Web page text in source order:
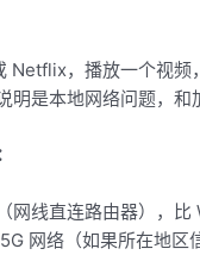
Netflix，播放一个视频
明是本地网络问题，和
网线直连路由器），比
网络（如果所在地区